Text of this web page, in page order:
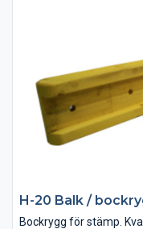
H-20 Balk /
Bockrygg för stämp.